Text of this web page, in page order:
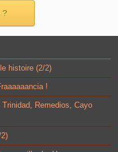
?
histoire (2/2)
!
Remedios, Cayo